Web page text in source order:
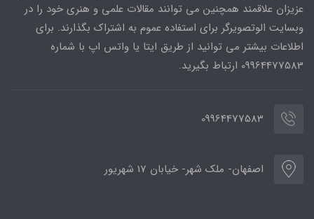
عزیزان علاقمند همچنین می توانند مقالات علمی و هنری خود را در
وبسایت الوتصویرگر برای استفاده عموم به اشتراک بگذارند. برای
اطلاعات بیشتر می توانید از طریق ایتا یا واتس اپ با شماره
09964477583 ارتباط بگیرید.
09964477583
اصفهان- ملک شهر- خیابان 17 شهریور